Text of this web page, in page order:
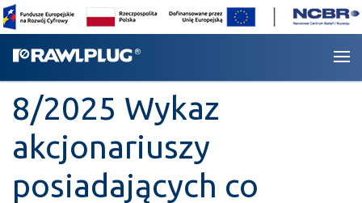
8/2025 Wykaz
akcjonariuszy
posiadających co